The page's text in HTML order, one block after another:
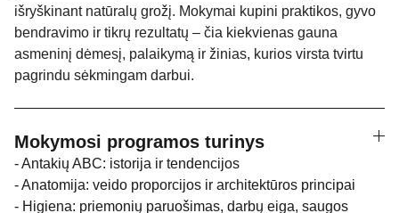
išryškinant natūralų grožį. Mokymai kupini praktikos, gyvo
bendravimo ir tikrų rezultatų – čia kiekvienas gauna
asmeninį dėmesį, palaikymą ir žinias, kurios virsta tvirtu
pagrindu sėkmingam darbui.
Mokymosi programos turinys
- Antakių ABC: istorija ir tendencijos
- Anatomija: veido proporcijos ir architektūros principai
- Higiena: priemonių paruošimas, darbų eiga, saugos